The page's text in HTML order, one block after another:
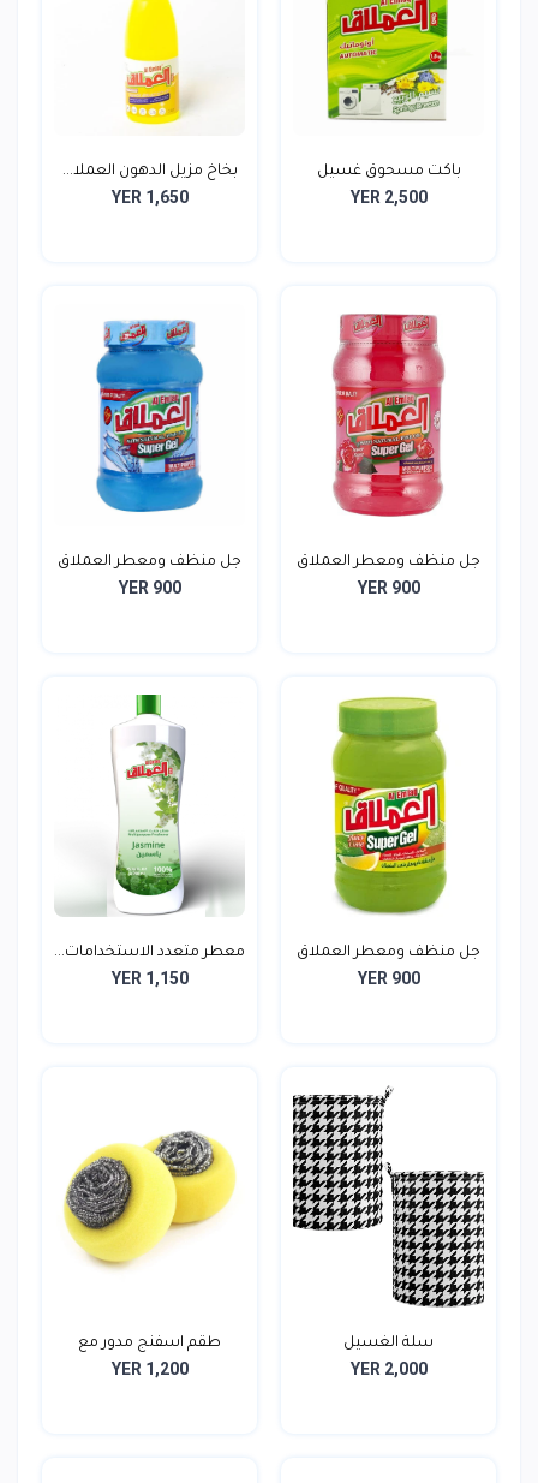
باكت مسحوق غسيل
العملاق...
YER 2,500
بخاخ مزيل الدهون العملا...
YER 1,650
جل منظف ومعطر العملاق
P...
YER 900
جل منظف ومعطر العملاق
5...
YER 900
جل منظف ومعطر العملاق
J...
YER 900
معطر متعدد الاستخدامات...
YER 1,150
سلة الغسيل
YER 2,000
طقم اسفنج مدور مع
الليف...
YER 1,200